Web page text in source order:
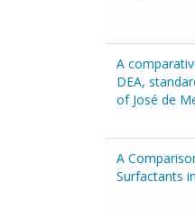
A
DEA,
of José de
A
Surfactants